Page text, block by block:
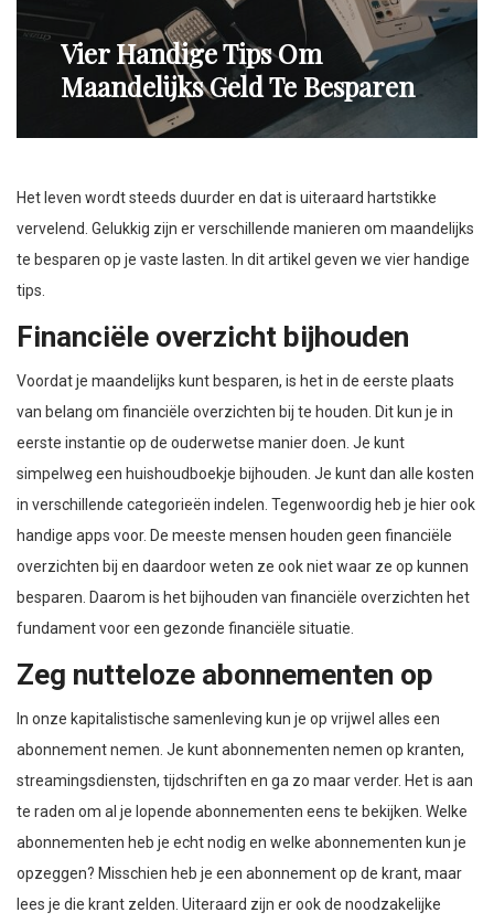
Vier Handige Tips Om
Maandelijks Geld Te Besparen
Het leven wordt steeds duurder en dat is uiteraard hartstikke
vervelend. Gelukkig zijn er verschillende manieren om maandelijks
te besparen op je vaste lasten. In dit artikel geven we vier handige
tips.
Financiële overzicht bijhouden
Voordat je maandelijks kunt besparen, is het in de eerste plaats
van belang om financiële overzichten bij te houden. Dit kun je in
eerste instantie op de ouderwetse manier doen. Je kunt
simpelweg een huishoudboekje bijhouden. Je kunt dan alle kosten
in verschillende categorieën indelen. Tegenwoordig heb je hier ook
handige apps voor. De meeste mensen houden geen financiële
overzichten bij en daardoor weten ze ook niet waar ze op kunnen
besparen. Daarom is het bijhouden van financiële overzichten het
fundament voor een gezonde financiële situatie.
Zeg nutteloze abonnementen op
In onze kapitalistische samenleving kun je op vrijwel alles een
abonnement nemen. Je kunt abonnementen nemen op kranten,
streamingsdiensten, tijdschriften en ga zo maar verder. Het is aan
te raden om al je lopende abonnementen eens te bekijken. Welke
abonnementen heb je echt nodig en welke abonnementen kun je
opzeggen? Misschien heb je een abonnement op de krant, maar
lees je die krant zelden. Uiteraard zijn er ook de noodzakelijke